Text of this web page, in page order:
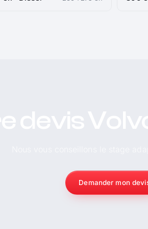
Demander mon